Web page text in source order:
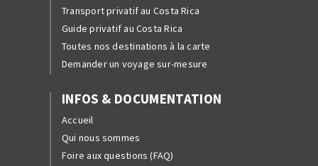
Transport privatif au Costa Rica
Guide privatif au Costa Rica
Toutes nos destinations à la carte
Demander un voyage sur-mesure
INFOS & DOCUMENTATION
Accueil
Qui nous sommes
Foire aux questions (FAQ)